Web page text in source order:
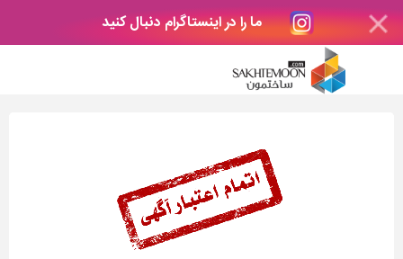
ما را در اینستاگرام دنبال کنید